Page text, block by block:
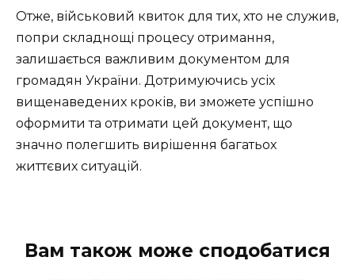
Отже, військовий квиток для тих, хто не служив,
попри складнощі процесу отримання,
залишається важливим документом для
громадян України. Дотримуючись усіх
вищенаведених кроків, ви зможете успішно
оформити та отримати цей документ, що
значно полегшить вирішення багатьох
життєвих ситуацій.
Вам також може сподобатися